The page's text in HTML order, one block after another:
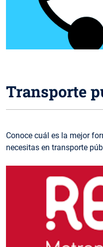
Transporte
Conoce cuál es la mejor
necesitas en transporte